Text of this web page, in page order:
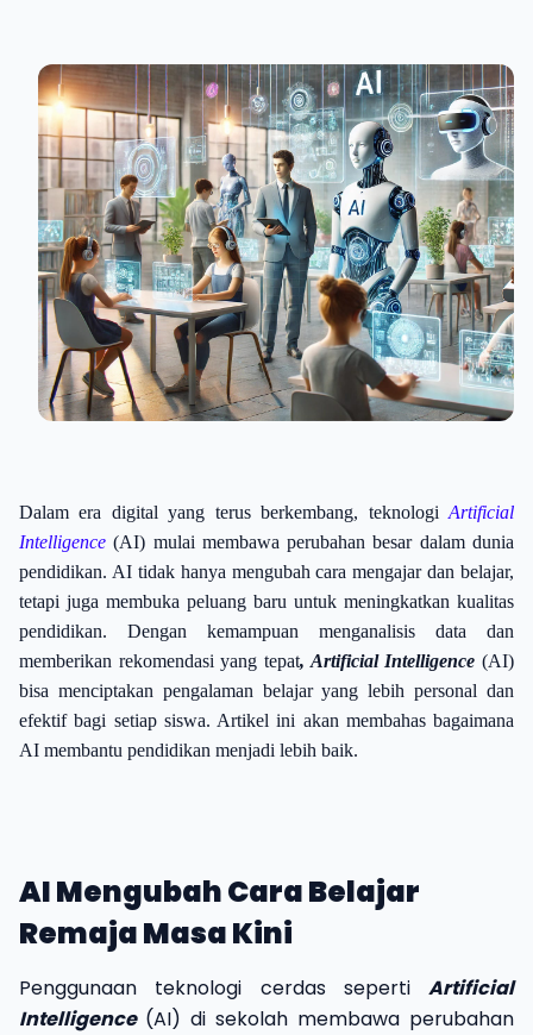
Dalam era digital yang terus berkembang, teknologi Artificial
Intelligence (AI) mulai membawa perubahan besar dalam dunia
pendidikan. AI tidak hanya mengubah cara mengajar dan belajar,
tetapi juga membuka peluang baru untuk meningkatkan kualitas
pendidikan. Dengan kemampuan menganalisis data dan
memberikan rekomendasi yang tepat, Artificial Intelligence (AI)
bisa menciptakan pengalaman belajar yang lebih personal dan
efektif bagi setiap siswa. Artikel ini akan membahas bagaimana
AI membantu pendidikan menjadi lebih baik.
AI Mengubah Cara Belajar
Remaja Masa Kini
Penggunaan teknologi cerdas seperti Artificial
Intelligence (AI) di sekolah membawa perubahan